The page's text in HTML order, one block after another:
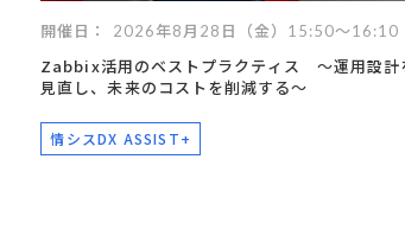
開催日： 2026年8月28日（金）15:50～16:10
Zabbix活用のベストプラクティス ～運用設計
見直し、未来のコストを削減する～
情シスDX ASSIST+